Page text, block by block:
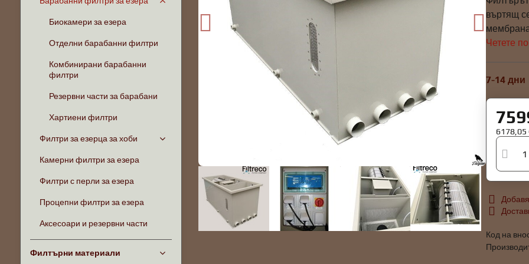
въртящ
Четете
7-14 дни
Код на
Биокамери за езера
Отделни барабанни филтри
Комбинирани барабанни
филтри
Резервни части за барабани
Хартиени филтри
Филтри за езерца за хоби
Камерни филтри за езера
Филтри с перли за езера
Процепни филтри за езера
Аксесоари и резервни части
Филтърни материали